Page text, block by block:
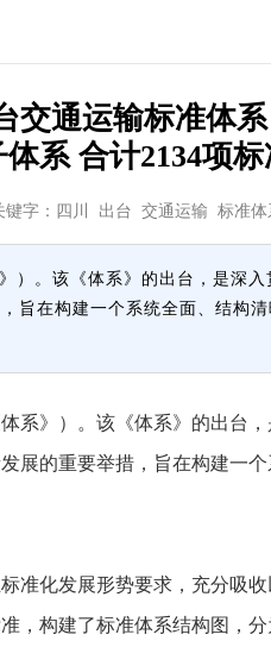
交通运输标准体系
系 合计2134项标
键字：四川 出台 交通运输 标
。该《体系》的出台，是深
在构建一个系统全面、结构
》）。该《体系》的出台
的重要举措，旨在构建一
化发展形势要求，充分吸
，构建了标准体系结构图，